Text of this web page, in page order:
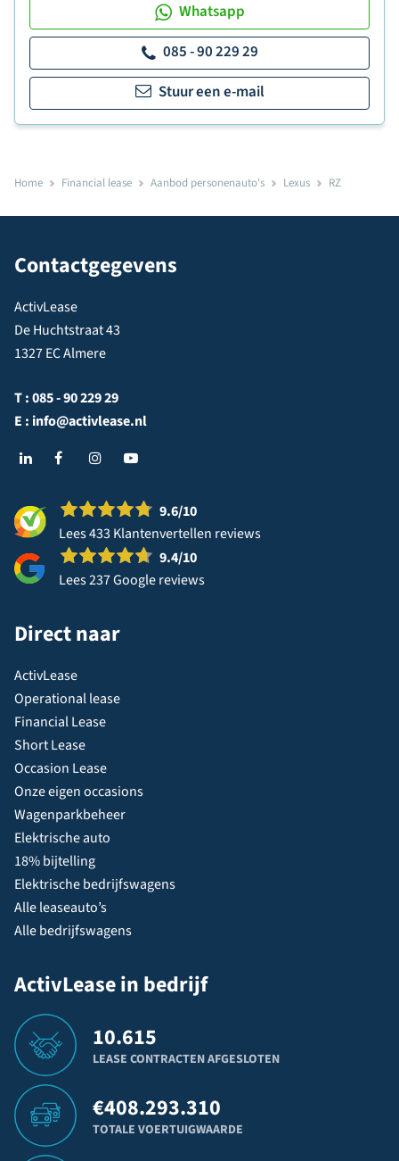
Whatsapp
085 - 90 229 29
Stuur een e-mail
Home Financial lease Aanbod personenauto's Lexus RZ
Contactgegevens
ActivLease
De Huchtstraat 43
1327 EC Almere
T :085 - 90 229 29
E : info@activlease.nl
9.6/10
Lees 433 Klantenvertellen reviews
9.4/10
Lees 237 Google reviews
Direct naar
ActivLease
Operational lease
Financial Lease
Short Lease
Occasion Lease
Onze eigen occasions
Wagenparkbeheer
Elektrische auto
18% bijtelling
Elektrische bedrijfswagens
Alle leaseauto’s
Alle bedrijfswagens
ActivLease in bedrijf
10.615
LEASE CONTRACTEN AFGESLOTEN
€408.293.310
TOTALE VOERTUIGWAARDE